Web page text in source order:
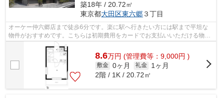
築18年 / 20.72㎡
東京都大田区東六郷３丁目
オーケー仲六郷店まで徒歩6分です。楽に駅へ行きたい方には駅まで平坦な
物件がおすすめです。こちらは初期費用をカードでお支払いいただける物件
です。共用部には敷地内ごみ置き場・エ...
8.6万円 (管理費等：9,000円 )
敷金 0ヶ月 礼金
1ヶ月
2階 / 1K / 20.72㎡